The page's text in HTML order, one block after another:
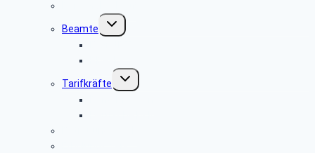
Beamte
Untermenü
umschalten
Tarifkräfte
Untermenü
umschalten